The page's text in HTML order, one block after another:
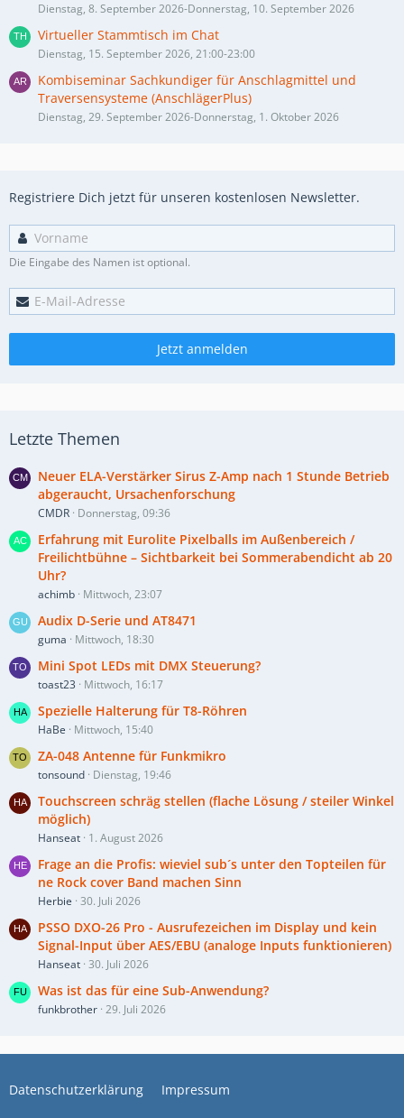
Dienstag, 8. September 2026-Donnerstag, 10. September 2026
Virtueller Stammtisch im Chat
Dienstag, 15. September 2026, 21:00-23:00
Kombiseminar Sachkundiger für Anschlagmittel und
Traversensysteme (AnschlägerPlus)
Dienstag, 29. September 2026-Donnerstag, 1. Oktober 2026
Registriere Dich jetzt für unseren kostenlosen Newsletter.
Die Eingabe des Namen ist optional.
Jetzt anmelden
Letzte Themen
Neuer ELA-Verstärker Sirus Z-Amp nach 1 Stunde Betrieb
abgeraucht, Ursachenforschung
CMDR Donnerstag, 09:36
Erfahrung mit Eurolite Pixelballs im Außenbereich /
Freilichtbühne – Sichtbarkeit bei Sommerabendicht ab 20
Uhr?
achimb Mittwoch, 23:07
Audix D-Serie und AT8471
guma Mittwoch, 18:30
Mini Spot LEDs mit DMX Steuerung?
toast23 Mittwoch, 16:17
Spezielle Halterung für T8-Röhren
HaBe Mittwoch, 15:40
ZA-048 Antenne für Funkmikro
tonsound Dienstag, 19:46
Touchscreen schräg stellen (flache Lösung / steiler Winkel
möglich)
Hanseat 1. August 2026
Frage an die Profis: wieviel sub´s unter den Topteilen für
ne Rock cover Band machen Sinn
Herbie 30. Juli 2026
PSSO DXO-26 Pro - Ausrufezeichen im Display und kein
Signal-Input über AES/EBU (analoge Inputs funktionieren)
Hanseat 30. Juli 2026
Was ist das für eine Sub-Anwendung?
funkbrother 29. Juli 2026
Datenschutzerklärung Impressum